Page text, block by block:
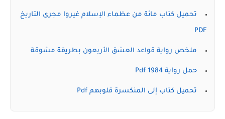
تحميل كتاب مائة من عظماء الإسلام غيروا مجرى التاريخ
PDF
ملخص رواية قواعد العشق الأربعون بطريقة مشوقة
حمل رواية 1984 Pdf
تحميل كتاب إلى المنكسرة قلوبهم Pdf